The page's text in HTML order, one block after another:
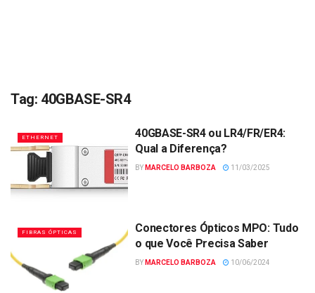
Tag: 40GBASE-SR4
ETHERNET
40GBASE-SR4 ou LR4/FR/ER4:
Qual a Diferença?
BY MARCELO BARBOZA 11/03/2025
FIBRAS ÓPTICAS
Conectores Ópticos MPO: Tudo
o que Você Precisa Saber
BY MARCELO BARBOZA 10/06/2024